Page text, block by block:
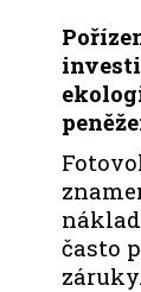
často
záruky.